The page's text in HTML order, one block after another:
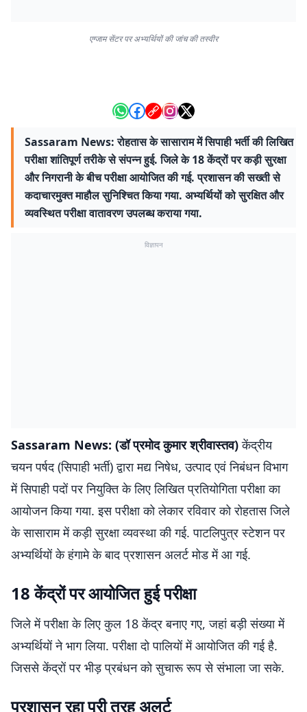
एग्जाम सेंटर पर अभ्यर्थियों की जांच की तस्वीर
Sassaram News: रोहतास के सासाराम में सिपाही भर्ती की लिखित
परीक्षा शांतिपूर्ण तरीके से संपन्न हुई. जिले के 18 केंद्रों पर कड़ी सुरक्षा
और निगरानी के बीच परीक्षा आयोजित की गई. प्रशासन की सख्ती से
कदाचारमुक्त माहौल सुनिश्चित किया गया. अभ्यर्थियों को सुरक्षित और
व्यवस्थित परीक्षा वातावरण उपलब्ध कराया गया.
विज्ञापन
Sassaram News: (डॉ प्रमोद कुमार श्रीवास्तव)केंद्रीय
चयन पर्षद (सिपाही भर्ती) द्वारा मद्य निषेध, उत्पाद एवं निबंधन विभाग
में सिपाही पदों पर नियुक्ति के लिए लिखित प्रतियोगिता परीक्षा का
आयोजन किया गया. इस परीक्षा को लेकार रविवार को रोहतास जिले
के सासाराम में कड़ी सुरक्षा व्यवस्था की गई. पाटलिपुत्र स्टेशन पर
अभ्यर्थियों के हंगामे के बाद प्रशासन अलर्ट मोड में आ गई.
18 केंद्रों पर आयोजित हुई परीक्षा
जिले में परीक्षा के लिए कुल 18 केंद्र बनाए गए, जहां बड़ी संख्या में
अभ्यर्थियों ने भाग लिया. परीक्षा दो पालियों में आयोजित की गई है.
जिससे केंद्रों पर भीड़ प्रबंधन को सुचारू रूप से संभाला जा सके.
प्रशासन रहा पूरी तरह अलर्ट